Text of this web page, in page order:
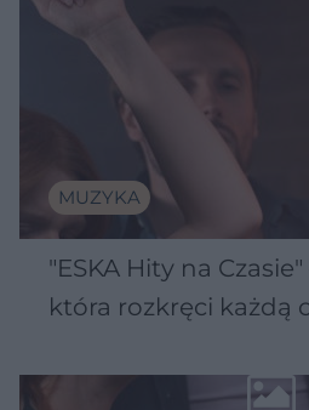
MUZYKA
"ESKA Hity na
która rozkręci każdą